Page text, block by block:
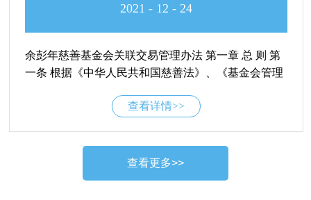
制，不准向任何部门或个人泄漏。第七条 网站管理员
络公司处理，并负责追踪处理结果。第八条 任何人不
得在基金会网站上发布违反国家法律法规，有损国家
利益、基金会形象以及不道德的言论；不得传播反
动、淫秽、虚假以及其他违反国家法律法规、基金会
2021 - 12 - 24
余彭年慈善基金会关联交易管理办法 第一章 总 则 第
一条 根据《中华人民共和国慈善法》、《基金会管理
法规的规定，为了保证基金会与关联方之间发生的关
金会的关联交易，是指基金会和具有关联关系的关联
人之间发生的转移资源或义务的事项。第三条 基金会
查看详情>>